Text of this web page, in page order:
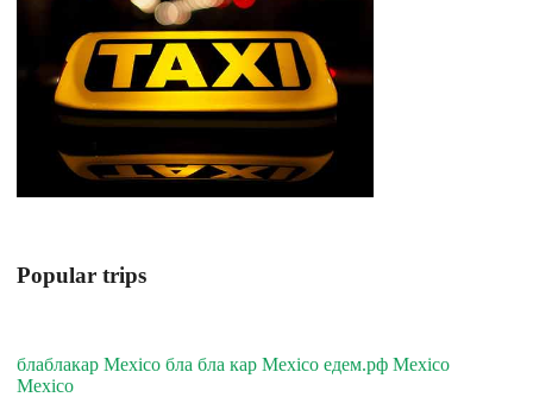
Popular trips
блаблакар Mexico бла бла кар Mexico едем.рф Mexico
Mexico